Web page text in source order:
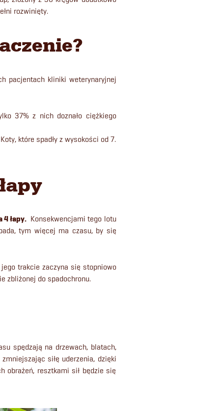
rozwinięty.
pacjentach kliniki weterynaryjnej
37% z nich doznało ciężkiego
które spadły z wysokości od 7.
4 łapy. Konsekwencjami tego lotu
tym więcej ma czasu, by się
trakcie zaczyna się stopniowo
zbliżonej do spadochronu.
spędzają na drzewach, blatach,
siłę uderzenia, dzięki
obrażeń, resztkami sił będzie się